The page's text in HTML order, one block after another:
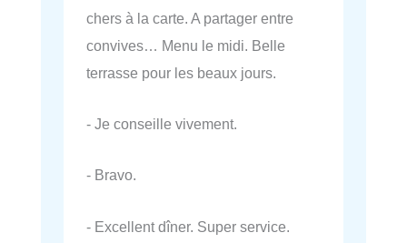
chers à la carte. A partager entre
convives… Menu le midi. Belle
terrasse pour les beaux jours.
- Je conseille vivement.
- Bravo.
- Excellent dîner. Super service.